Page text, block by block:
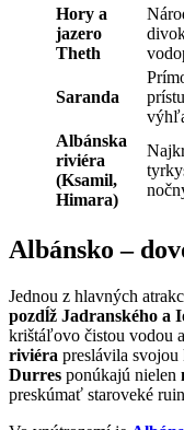
Hory a
jazero
Theth
Saranda
Albánska
riviéra
(Ksamil,
Himara)
Albánsko –
Jednou z hlavných
pozdĺž Jadranského a
krištáľovo čistou vodou
riviéra preslávila svojou
Durres ponúkajú nielen
preskúmať staroveké